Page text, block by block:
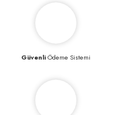
GüvenliÖdeme Sistemi